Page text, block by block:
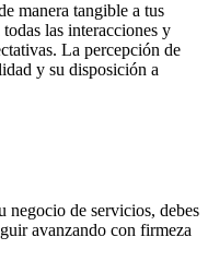
manera tangible a tus
las interacciones y
La percepción de
y su disposición a
negocio de servicios, debes
avanzando con firmeza